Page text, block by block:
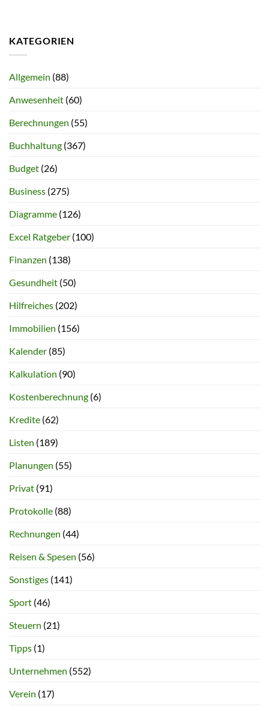
KATEGORIEN
Allgemein (88)
Anwesenheit (60)
Berechnungen (55)
Buchhaltung (367)
Budget (26)
Business (275)
Diagramme (126)
Excel Ratgeber (100)
Finanzen (138)
Gesundheit (50)
Hilfreiches (202)
Immobilien (156)
Kalender (85)
Kalkulation (90)
Kostenberechnung (6)
Kredite (62)
Listen (189)
Planungen (55)
Privat (91)
Protokolle (88)
Rechnungen (44)
Reisen & Spesen (56)
Sonstiges (141)
Sport (46)
Steuern (21)
Tipps (1)
Unternehmen (552)
Verein (17)